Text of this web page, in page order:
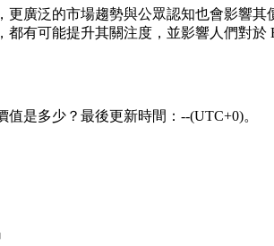
更廣泛的市場趨勢與公眾認知也會影響
有可能提升其關注度，並影響人們對於
值是多少？最後更新時間：--(UTC+0)。